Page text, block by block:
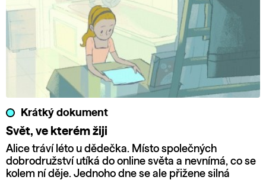
Krátký dokument
Svět, ve kterém žiji
Alice tráví léto u dědečka. Místo společných
dobrodružství utíká do online světa a nevnímá, co se
kolem ní děje. Jednoho dne se ale přižene silná